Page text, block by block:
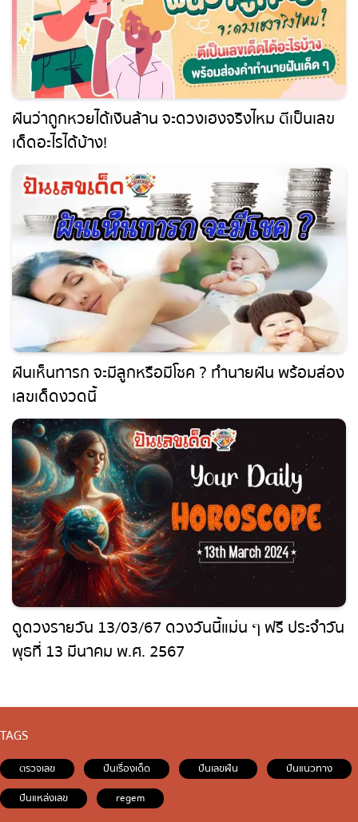
ฝันว่าถูกหวยได้เงินล้าน จะดวงเฮงจริงไหม ตีเป็น
เลขเด็ดอะไรได้บ้าง!
ฝันเห็นทารก จะมีลูกหรือมีโชค ? ทำนายฝัน พร้อม
ส่องเลขเด็ดงวดนี้
ดูดวงรายวัน 13/03/67 ดวงวันนี้แม่น ๆ ฟรี ประจำ
วันพุธที่ 13 มีนาคม พ.ศ. 2567
TAGS
ตรวจเลข
ปันแนวทาง
ปันแหล่งเลข regem